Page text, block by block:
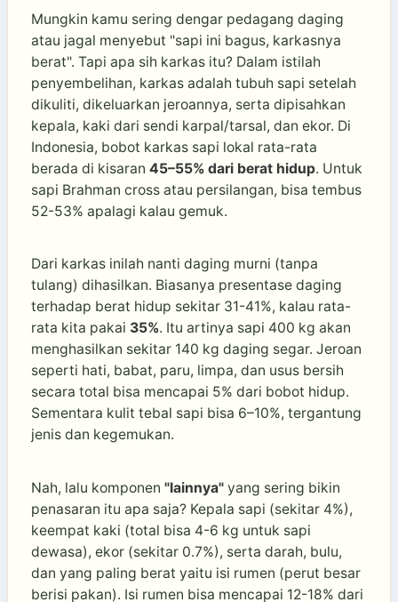
Mungkin kamu sering dengar pedagang daging
atau jagal menyebut "sapi ini bagus, karkasnya
berat". Tapi apa sih karkas itu? Dalam istilah
penyembelihan, karkas adalah tubuh sapi setelah
dikuliti, dikeluarkan jeroannya, serta dipisahkan
kepala, kaki dari sendi karpal/tarsal, dan ekor. Di
Indonesia, bobot karkas sapi lokal rata-rata
berada di kisaran 45–55% dari berat hidup. Untuk
sapi Brahman cross atau persilangan, bisa tembus
52-53% apalagi kalau gemuk.
Dari karkas inilah nanti daging murni (tanpa
tulang) dihasilkan. Biasanya presentase daging
terhadap berat hidup sekitar 31-41%, kalau rata-
rata kita pakai 35%. Itu artinya sapi 400 kg akan
menghasilkan sekitar 140 kg daging segar. Jeroan
seperti hati, babat, paru, limpa, dan usus bersih
secara total bisa mencapai 5% dari bobot hidup.
Sementara kulit tebal sapi bisa 6–10%, tergantung
jenis dan kegemukan.
Nah, lalu komponen "lainnya" yang sering bikin
penasaran itu apa saja? Kepala sapi (sekitar 4%),
keempat kaki (total bisa 4-6 kg untuk sapi
dewasa), ekor (sekitar 0.7%), serta darah, bulu,
dan yang paling berat yaitu isi rumen (perut besar
berisi pakan). Isi rumen bisa mencapai 12-18% dari